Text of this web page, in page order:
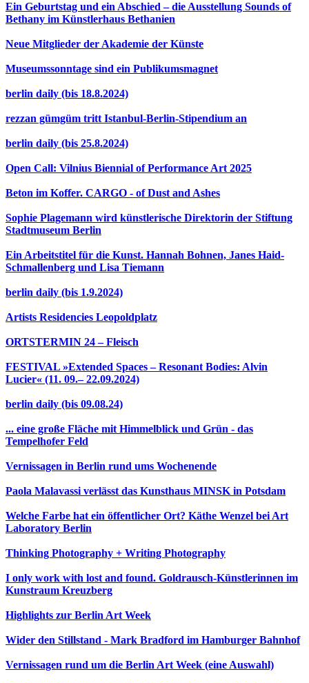
Ein Geburtstag und ein Abschied – die Ausstellung Sounds of
Bethany im Künstlerhaus Bethanien
Neue Mitglieder der Akademie der Künste
Museumssonntage sind ein Publikumsmagnet
berlin daily (bis 18.8.2024)
rezzan gümgüm tritt Istanbul-Berlin-Stipendium an
berlin daily (bis 25.8.2024)
Open Call: Vilnius Biennial of Performance Art 2025
Beton im Koffer. CARGO - of Dust and Ashes
Sophie Plagemann wird künstlerische Direktorin der Stiftung
Stadtmuseum Berlin
Ein Arbeitstitel für die Kunst. Hannah Bohnen, Janes Haid-
Schmallenberg und Lisa Tiemann
berlin daily (bis 1.9.2024)
Artists Residencies Leopoldplatz
ORTSTERMIN 24 – Fleisch
FESTIVAL »Extended Spaces – Resonant Bodies: Alvin
Lucier« (11. 09.– 22.09.2024)
berlin daily (bis 09.08.24)
... eine große Fläche mit Himmelblick und Grün - das
Tempelhofer Feld
Vernissagen in Berlin rund ums Wochenende
Paola Malavassi verlässt das Kunsthaus MINSK in Potsdam
Welche Farbe hat ein öffentlicher Ort? Käthe Wenzel bei Art
Laboratory Berlin
Thinking Photography + Writing Photography
I only work with lost and found. Goldrausch-Künstlerinnen im
Kunstraum Kreuzberg
Highlights zur Berlin Art Week
Wider den Stillstand - Mark Bradford im Hamburger Bahnhof
Vernissagen rund um die Berlin Art Week (eine Auswahl)